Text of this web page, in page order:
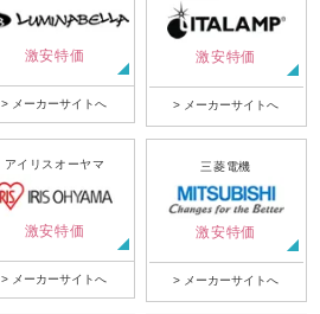
激安特価
> メーカーサイトへ
激安特価
> メーカーサイトへ
アイリスオーヤマ
激安特価
> メーカーサイトへ
三菱電機
激安特価
> メーカーサイトへ